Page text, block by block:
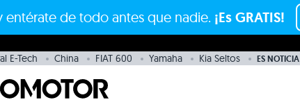
entérate de todo antes que nadie. ¡Es GRATIS!
E-Tech China FIAT 600 Yamaha Kia Seltos ES NOTICIA